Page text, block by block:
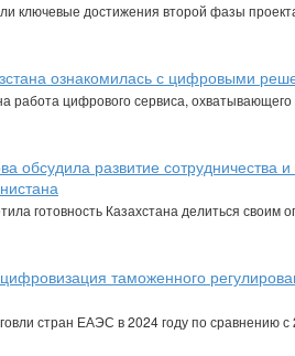
ключевые достижения второй фазы
ознакомилась с цифровыми
работа цифрового сервиса,
обсудила развитие
готовность Казахстана делиться своим
таможенного
стран ЕАЭС в 2024 году по сравнению с